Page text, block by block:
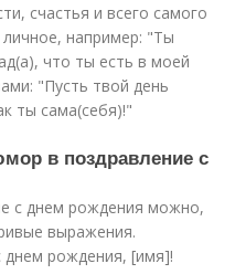
счастья и всего самого
например: "Ты
что ты есть в моей
"Пусть твой день
ты сама(себя)!"
в поздравление с
с днем рождения можно,
выражения.
рождения, [имя]!